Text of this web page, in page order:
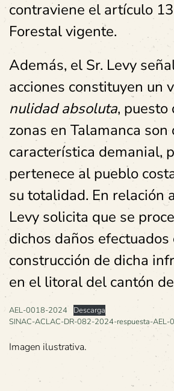
contraviene el artículo
Forestal vigente.
Además, el Sr. Levy
acciones constituyen un
nulidad absoluta, puesto
zonas en Talamanca son
característica demanial,
pertenece al pueblo
su totalidad. En relación
Levy solicita que se
dichos daños efectuados
construcción de dicha
en el litoral del cantón
AEL-0018-2024
Descarga
SINAC-ACLAC-DR-082-2024-respuesta-
Imagen ilustrativa.